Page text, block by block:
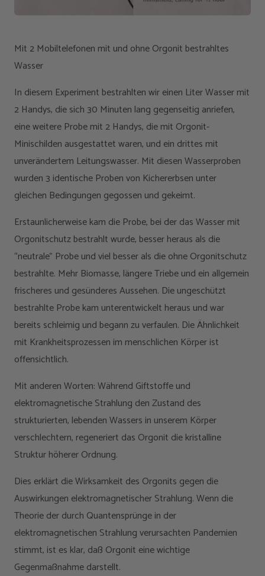
Mit 2 Mobiltelefonen mit und ohne Orgonit bestrahltes
Wasser
In diesem Experiment bestrahlten wir einen Liter Wasser mit
2 Handys, die sich 30 Minuten lang gegenseitig anriefen,
eine weitere Probe mit 2 Handys, die mit Orgonit-
Minischilden ausgestattet waren, und ein drittes mit
unverändertem Leitungswasser. Mit diesen Wasserproben
wurden 3 identische Proben von Kichererbsen unter
gleichen Bedingungen gegossen und gekeimt.
Erstaunlicherweise kam die Probe, bei der das Wasser mit
Orgonitschutz bestrahlt wurde, besser heraus als die
“neutrale” Probe und viel besser als die ohne Orgonitschutz
bestrahlte. Mehr Biomasse, längere Triebe und ein allgemein
frischeres und gesünderes Aussehen. Die ungeschützt
bestrahlte Probe kam unterentwickelt heraus und war
bereits schleimig und begann zu verfaulen. Die Ähnlichkeit
mit Krankheitsprozessen im menschlichen Körper ist
offensichtlich.
Mit anderen Worten: Während Giftstoffe und
elektromagnetische Strahlung den Zustand des
strukturierten, lebenden Wassers in unserem Körper
verschlechtern, regeneriert das Orgonit die kristalline
Struktur höherer Ordnung.
Dies erklärt die Wirksamkeit des Orgonits gegen die
Auswirkungen elektromagnetischer Strahlung. Wenn die
Theorie der durch Quantensprünge in der
elektromagnetischen Strahlung verursachten Pandemien
stimmt, ist es klar, daß Orgonit eine wichtige
Gegenmaßnahme darstellt.